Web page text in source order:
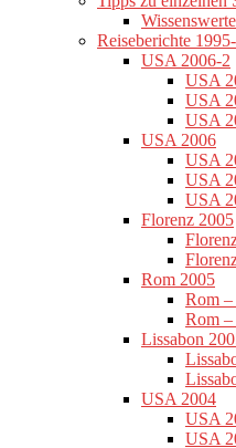
Reiseberichte
USA 2006-2
USA
USA
USA
USA 2006
USA
USA
USA
Florenz 2005
Rom 2005
Rom –
Rom –
Lissabon
USA 2004
USA
USA